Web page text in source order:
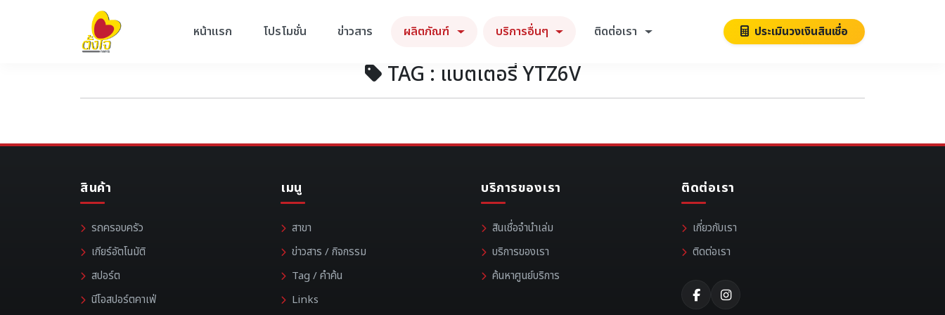
หน้าแรก โปรโมชั่น ข่าวสาร ผลิตภัณฑ์ บริการอื่นๆ ติดต่อเรา ประเมินวงเงินสินเชื่อ
TAG : แบตเตอรี่ YTZ6V
สินค้า
รถครอบครัว
เกียร์อัตโนมัติ
สปอร์ต
นีโอสปอร์ตคาเฟ่
เมนู
สาขา
ข่าวสาร / กิจกรรม
Tag / คำค้น
Links
บริการของเรา
สินเชื่อจำนำเล่ม
บริการของเรา
ค้นหาศูนย์บริการ
ติดต่อเรา
เกี่ยวกับเรา
ติดต่อเรา